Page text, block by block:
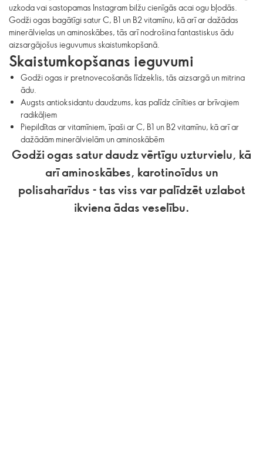
uzkoda vai sastopamas Instagram bilžu cienīgās acai ogu bļodās.
Godži ogas bagātīgi satur C, B1 un B2 vitamīnu, kā arī ar dažādas
minerālvielas un aminoskābes, tās arī nodrošina fantastiskus ādu
aizsargājošus ieguvumus skaistumkopšanā.
Skaistumkopšanas ieguvumi
Godži ogas ir pretnovecošanās līdzeklis, tās aizsargā un mitrina
ādu.
Augsts antioksidantu daudzums, kas palīdz cīnīties ar brīvajiem
radikāļiem
Piepildītas ar vitamīniem, īpaši ar C, B1 un B2 vitamīnu, kā arī ar
dažādām minerālvielām un aminoskābēm
Godži ogas satur daudz vērtīgu uzturvielu, kā
arī aminoskābes, karotinoīdus un
polisaharīdus - tas viss var palīdzēt uzlabot
ikviena ādas veselību.